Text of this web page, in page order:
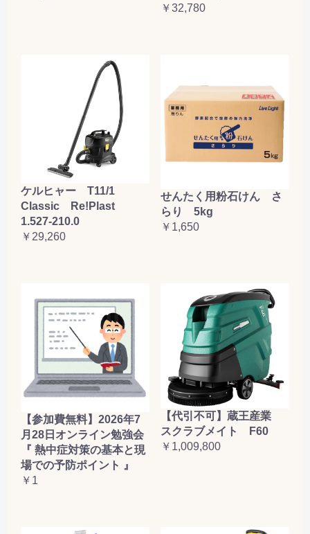
￥32,780
ケルヒャー T11/1
Classic Re!Plast
1.527-210.0
￥29,260
せんたく用粉石けん さ
らり 5kg
￥1,650
【参加費無料】2026年7
月28日オンライン勉強会
『 熱中症対策の基本と現
場での予防ポイント 』
￥1
【代引不可】蔵王産業
スクラブメイト F60
￥1,009,800